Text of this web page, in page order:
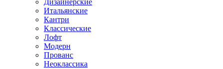
Дизайнерские
Итальянские
Кантри
Классические
Лофт
Модерн
Прованс
Неоклассика